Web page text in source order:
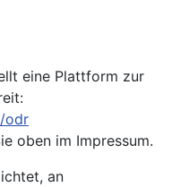
eine Plattform zur
odr
oben im Impressum.
an